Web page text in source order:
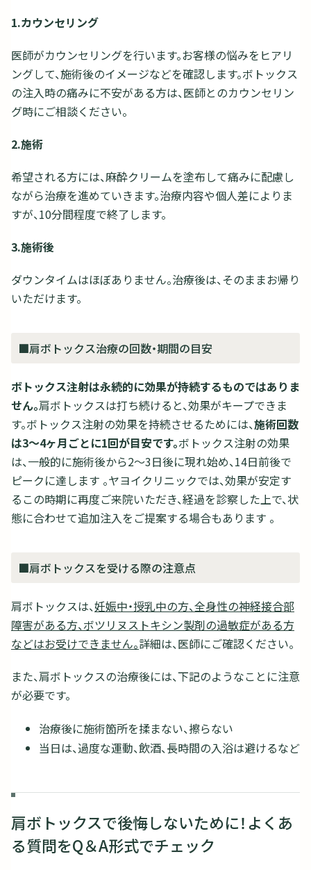
1.カウンセリング
医師がカウンセリングを行います。お客様の悩みをヒアリ
ングして、施術後のイメージなどを確認します。ボトックス
の注入時の痛みに不安がある方は、医師とのカウンセリン
グ時にご相談ください。
2.施術
希望される方には、麻酔クリームを塗布して痛みに配慮し
ながら治療を進めていきます。治療内容や個人差によりま
すが、10分間程度で終了します。
3.施術後
ダウンタイムはほぼありません。治療後は、そのままお帰り
いただけます。
■肩ボトックス治療の回数・期間の目安
ボトックス注射は永続的に効果が持続するものではありま
せん。肩ボトックスは打ち続けると、効果がキープできま
す。ボトックス注射の効果を持続させるためには、施術回数
は3～4ヶ月ごとに1回が目安です。ボトックス注射の効果
は、一般的に施術後から2〜3日後に現れ始め、14日前後で
ピークに達します 。ヤヨイクリニックでは、効果が安定す
るこの時期に再度ご来院いただき、経過を診察した上で、状
態に合わせて追加注入をご提案する場合もあります 。
■肩ボトックスを受ける際の注意点
肩ボトックスは、妊娠中・授乳中の方、全身性の神経接合部
障害がある方、ボツリヌストキシン製剤の過敏症がある方
などはお受けできません。詳細は、医師にご確認ください。
また、肩ボトックスの治療後には、下記のようなことに注意
が必要です。
治療後に施術箇所を揉まない、擦らない
当日は、過度な運動、飲酒、長時間の入浴は避けるなど
肩ボトックスで後悔しないために！よくあ
る質問をQ＆A形式でチェック